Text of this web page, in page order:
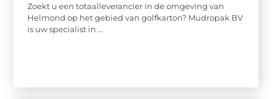
Zoekt u een totaalleverancier in de omgeving van
Helmond op het gebied van golfkarton? Mudropak BV
is uw specialist in ...